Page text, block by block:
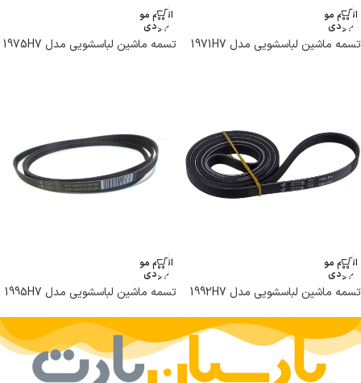
اتمام مو
جودی
تسمه ماشین لباسشویی مدل 1971H7
اتمام مو
جودی
تسمه ماشین لباسشویی مدل 1975H7
اتمام مو
جودی
تسمه ماشین لباسشویی مدل 1992H7
اتمام مو
جودی
تسمه ماشین لباسشویی مدل 1995H7